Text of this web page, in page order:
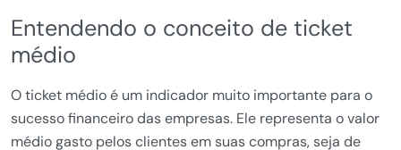
Entendendo o conceito de ticket
médio
O ticket médio é um indicador muito importante para o
sucesso financeiro das empresas. Ele representa o valor
médio gasto pelos clientes em suas compras, seja de